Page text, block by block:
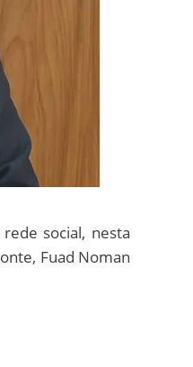
social, nesta
Fuad Noman